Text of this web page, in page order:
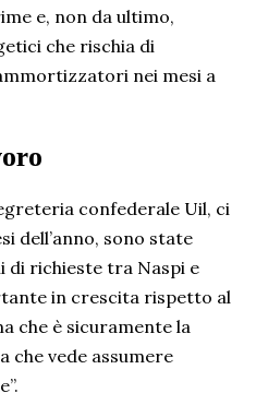
e, non da ultimo,
che rischia di
nei mesi a
confederale Uil, ci
dell’anno, sono state
di richieste tra Naspi e
in crescita rispetto al
che è sicuramente la
che vede assumere